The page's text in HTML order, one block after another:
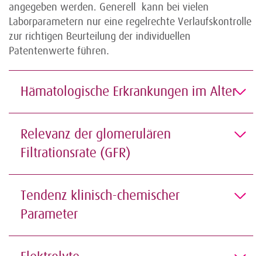
angegeben werden. Generell kann bei vielen
Laborparametern nur eine regelrechte Verlaufskontrolle
zur richtigen Beurteilung der individuellen
Patentenwerte führen.
Hämatologische Erkrankungen im Alter
Relevanz der glomerulären
Filtrationsrate (GFR)
Tendenz klinisch-chemischer
Parameter